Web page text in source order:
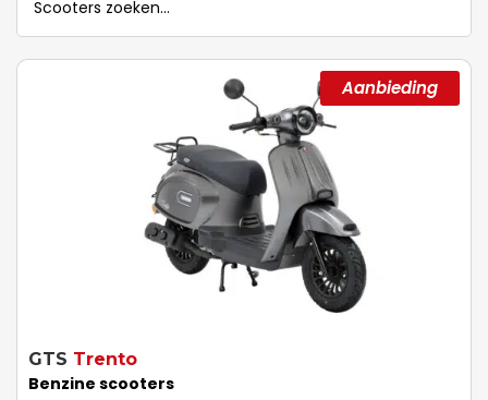
Aanbieding
GTS Trento
Benzine scooters